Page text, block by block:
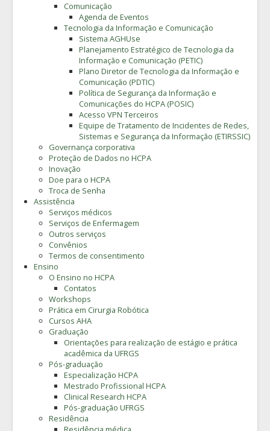
Comunicação
Agenda de Eventos
Tecnologia da Informação e Comunicação
Sistema AGHUse
Planejamento Estratégico de Tecnologia da
Informação e Comunicação (PETIC)
Plano Diretor de Tecnologia da Informação e
Comunicação (PDTIC)
Política de Segurança da Informação e
Comunicações do HCPA (POSIC)
Acesso VPN Terceiros
Equipe de Tratamento de Incidentes de Redes,
Sistemas e Segurança da Informação (ETIRSSIC)
Governança corporativa
Proteção de Dados no HCPA
Inovação
Doe para o HCPA
Troca de Senha
Assistência
Serviços médicos
Serviços de Enfermagem
Outros serviços
Convênios
Termos de consentimento
Ensino
O Ensino no HCPA
Contatos
Workshops
Prática em Cirurgia Robótica
Cursos AHA
Graduação
Orientações para realização de estágio e prática
acadêmica da UFRGS
Pós-graduação
Especialização HCPA
Mestrado Profissional HCPA
Clinical Research HCPA
Pós-graduação UFRGS
Residência